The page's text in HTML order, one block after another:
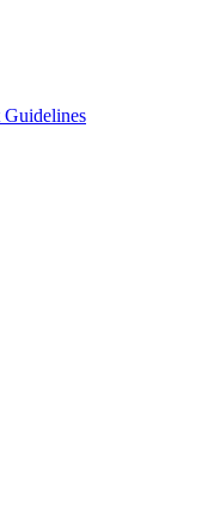
Guidelines